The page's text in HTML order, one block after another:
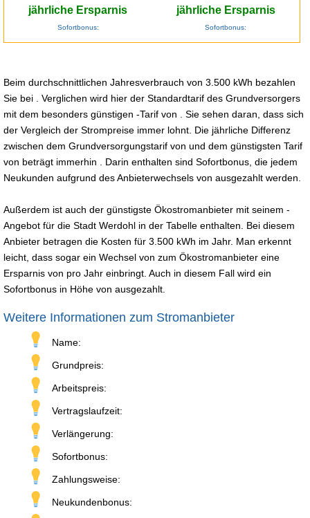
jährliche Ersparnis
Sofortbonus:
jährliche Ersparnis
Sofortbonus:
Beim durchschnittlichen Jahresverbrauch von 3.500 kWh bezahlen
Sie bei . Verglichen wird hier der Standardtarif des Grundversorgers
mit dem besonders günstigen -Tarif von . Sie sehen daran, dass sich
der Vergleich der Strompreise immer lohnt. Die jährliche Differenz
zwischen dem Grundversorgungstarif von und dem günstigsten Tarif
von beträgt immerhin . Darin enthalten sind Sofortbonus, die jedem
Neukunden aufgrund des Anbieterwechsels von ausgezahlt werden.
Außerdem ist auch der günstigste Ökostromanbieter mit seinem -
Angebot für die Stadt Werdohl in der Tabelle enthalten. Bei diesem
Anbieter betragen die Kosten für 3.500 kWh im Jahr. Man erkennt
leicht, dass sogar ein Wechsel von zum Ökostromanbieter eine
Ersparnis von pro Jahr einbringt. Auch in diesem Fall wird ein
Sofortbonus in Höhe von ausgezahlt.
Weitere Informationen zum Stromanbieter
Name:
Grundpreis:
Arbeitspreis:
Vertragslaufzeit:
Verlängerung:
Sofortbonus:
Zahlungsweise:
Neukundenbonus: